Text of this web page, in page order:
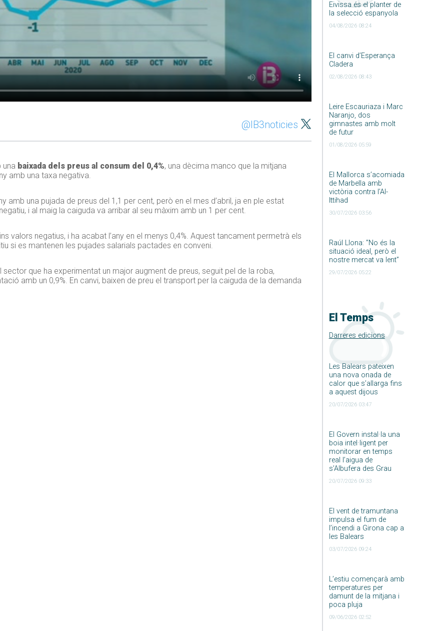
Eivissa és el planter de
la selecció espanyola
04/08/2026 08:24
El canvi d’Esperança
Cladera
02/08/2026 08:43
Leire Escauriaza i Marc
Naranjo, dos
gimnastes amb molt
de futur
01/08/2026 05:59
El Mallorca s’acomiada
de Marbella amb
victòria contra l’Al-
Ittihad
30/07/2026 03:56
Raúl Llona: ”No és la
situació ideal, però el
nostre mercat va lent”
29/07/2026 05:22
El Temps
Darreres edicions
Les Balears pateixen
una nova onada de
calor que s’allarga fins
a aquest dijous
20/07/2026 03:47
El Govern instal·la una
boia intel·ligent per
monitorar en temps
real l’aigua de
s’Albufera des Grau
20/07/2026 09:33
El vent de tramuntana
impulsa el fum de
l’incendi a Girona cap a
les Balears
03/07/2026 09:24
L’estiu començarà amb
temperatures per
damunt de la mitjana i
poca pluja
09/06/2026 02:52
@IB3noticies
una baixada dels preus al consum del 0,4%, una dècima manco que la mitjana
amb una taxa negativa.
amb una pujada de preus del 1,1 per cent, però en el mes d’abril, ja en ple estat
i al maig la caiguda va arribar al seu màxim amb un 1 per cent.
valors negatius, i ha acabat l’any en el menys 0,4%. Aquest tancament permetrà els
si es mantenen les pujades salarials pactades en conveni.
que ha experimentat un major augment de preus, seguit pel de la roba,
amb un 0,9%. En canvi, baixen de preu el transport per la caiguda de la demanda